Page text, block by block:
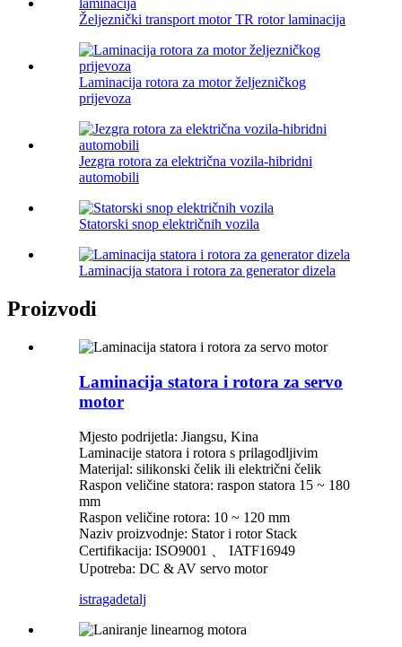
Željeznički transport motor TR rotor laminacija
Laminacija rotora za motor željezničkog
prijevoza
Jezgra rotora za električna vozila-hibridni
automobili
Statorski snop električnih vozila
Laminacija statora i rotora za generator dizela
Proizvodi
Laminacija statora i rotora za servo
motor
Mjesto podrijetla: Jiangsu, Kina
Laminacije statora i rotora s prilagodljivim
Materijal: silikonski čelik ili električni čelik
Raspon veličine statora: raspon statora 15 ~ 180
mm
Raspon veličine rotora: 10 ~ 120 mm
Naziv proizvodnje: Stator i rotor Stack
Certifikacija: ISO9001 、 IATF16949
Upotreba: DC & AV servo motor
istragadetalj